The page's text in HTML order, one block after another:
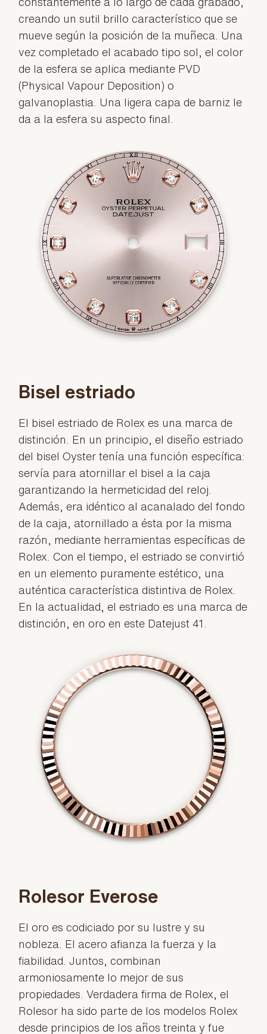
creando un sutil brillo característico que se
mueve según la posición de la muñeca. Una
vez completado el acabado tipo sol, el color
de la esfera se aplica mediante PVD
(Physical Vapour Deposition) o
galvanoplastia. Una ligera capa de barniz le
da a la esfera su aspecto final.
Bisel estriado
El bisel estriado de Rolex es una marca de
distinción. En un principio, el diseño estriado
del bisel Oyster tenía una función específica:
servía para atornillar el bisel a la caja
garantizando la hermeticidad del reloj.
Además, era idéntico al acanalado del fondo
de la caja, atornillado a ésta por la misma
razón, mediante herramientas específicas de
Rolex. Con el tiempo, el estriado se convirtió
en un elemento puramente estético, una
auténtica característica distintiva de Rolex.
En la actualidad, el estriado es una marca de
distinción, en oro en este Datejust 41.
Rolesor Everose
El oro es codiciado por su lustre y su
nobleza. El acero afianza la fuerza y la
fiabilidad. Juntos, combinan
armoniosamente lo mejor de sus
propiedades. Verdadera firma de Rolex, el
Rolesor ha sido parte de los modelos Rolex
desde principios de los años treinta y fue